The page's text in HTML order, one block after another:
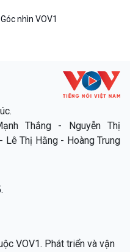
Góc nhìn VOV1
Thắng - Nguyễn Thị
Lê Thị Hằng - Hoàng Trung
VOV1. Phát triển và vận